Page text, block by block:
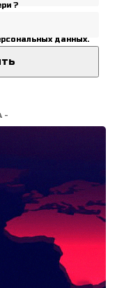
?
данных.
-